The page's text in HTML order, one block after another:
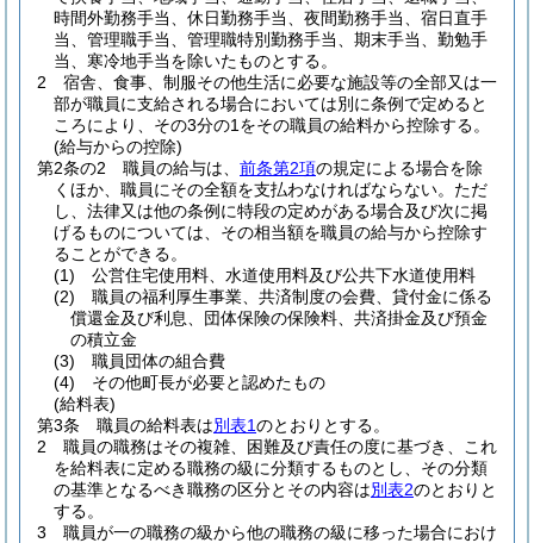
時間外勤務手当、休日勤務手当、夜間勤務手当、宿日直手
当、管理職手当、管理職特別勤務手当、期末手当、勤勉手
当、寒冷地手当を除いたものとする。
2
宿舎、食事、制服その他生活に必要な施設等の全部又は一
部が職員に支給される場合においては別に条例で定めると
ころにより、その3分の1をその職員の給料から控除する。
(給与からの控除)
第2条の2
職員の給与は、 前条第2項の規定による場合を除
くほか、職員にその全額を支払わなければならない。 ただ
し、法律又は他の条例に特段の定めがある場合及び次に掲
げるものについては、その相当額を職員の給与から控除す
ることができる。
(1)
公営住宅使用料、水道使用料及び公共下水道使用料
(2)
職員の福利厚生事業、共済制度の会費、貸付金に係る
償還金及び利息、団体保険の保険料、共済掛金及び預金
の積立金
(3)
職員団体の組合費
(4)
その他町長が必要と認めたもの
(給料表)
第3条
職員の給料表は別表1のとおりとする。
2
職員の職務はその複雑、困難及び責任の度に基づき、これ
を給料表に定める職務の級に分類するものとし、その分類
の基準となるべき職務の区分とその内容は別表2のとおりと
する。
3
職員が一の職務の級から他の職務の級に移った場合におけ